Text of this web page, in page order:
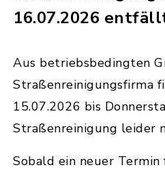
16.07.2026
Aus betriebsbedingten
Straßenreinigungsfirma
15.07.2026 bis
Straßenreinigung leider
Sobald ein neuer